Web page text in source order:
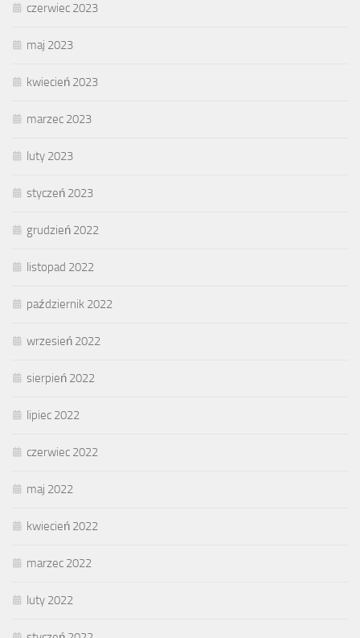
czerwiec 2023
maj 2023
kwiecień 2023
marzec 2023
luty 2023
styczeń 2023
grudzień 2022
listopad 2022
październik 2022
wrzesień 2022
sierpień 2022
lipiec 2022
czerwiec 2022
maj 2022
kwiecień 2022
marzec 2022
luty 2022